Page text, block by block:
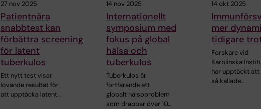
27 nov 2025
Patientnära
snabbtest kan
förbättra screening
för latent
tuberkulos
Ett nytt test visar
lovande resultat för
att upptäcka latent…
14 nov 2025
Internationellt
symposium med
fokus på global
hälsa och
tuberkulos
Tuberkulos är
fortfarande ett
globalt hälsoproblem
som drabbar över 10…
14 okt 2025
mer
tidigare
Forskare vid
Karolinska
har upptäckt att
så kallade…